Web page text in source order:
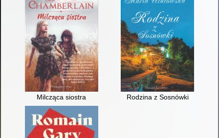
Milcząca siostra Rodzina z Sosnówki